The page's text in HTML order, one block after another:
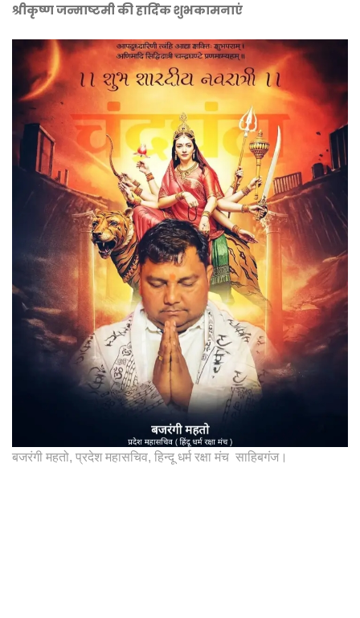
श्रीकृष्ण जन्माष्टमी की हार्दिक शुभकामनाएं
बजरंगी महतो, प्रदेश महासचिव, हिन्दू धर्म रक्षा मंच साहिबगंज।